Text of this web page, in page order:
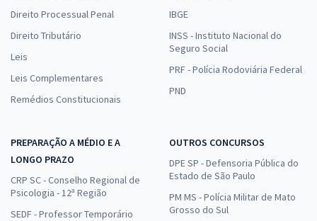
Direito Processual Penal
Direito Tributário
Leis
Leis Complementares
Remédios Constitucionais
IBGE
INSS - Instituto Nacional do
Seguro Social
PRF - Polícia Rodoviária Federal
PND
PREPARAÇÃO A MÉDIO E A
LONGO PRAZO
CRP SC - Conselho Regional de
Psicologia - 12ª Região
SEDF - Professor Temporário
OUTROS CONCURSOS
DPE SP - Defensoria Pública do
Estado de São Paulo
PM MS - Polícia Militar de Mato
Grosso do Sul